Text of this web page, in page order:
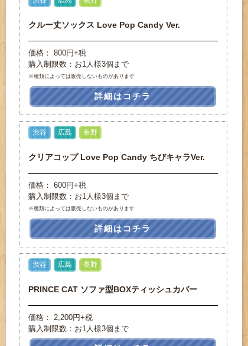
クルー丈ソックス Love Pop Candy Ver.
価格： 800円+税
購入制限数：お1人様3個まで
※種類によっては販売しないものがあります
詳細はコチラ
渋谷 広島 長野
クリアコップ Love Pop Candy ちびキャラVer.
価格： 600円+税
購入制限数：お1人様3個まで
※種類によっては販売しないものがあります
詳細はコチラ
渋谷 広島 長野
PRINCE CAT ソファ型BOXティッシュカバー
価格： 2,200円+税
購入制限数：お1人様3個まで